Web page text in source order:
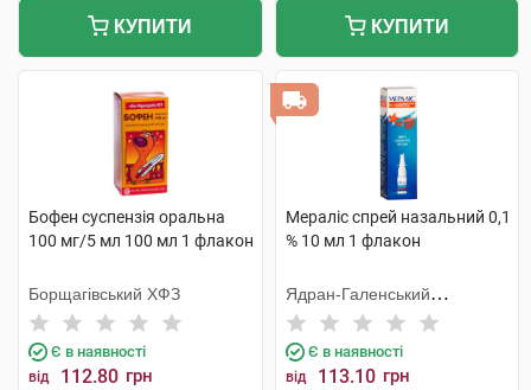
КУПИТИ КУПИТИ
Бофен суспензія оральна
100 мг/5 мл 100 мл 1 флакон
Борщагівський ХФЗ
Є в наявності
від 112.80 грн
Мераліс спрей назальний 0,1
% 10 мл 1 флакон
Ядран-Галенський
Лабораторій
Є в наявності
від 113.10 грн